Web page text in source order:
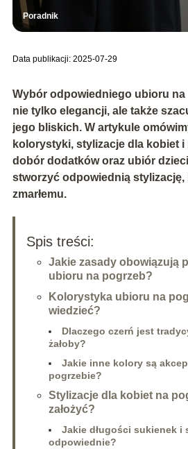
Poradnik
Data publikacji: 2025-07-29
Wybór odpowiedniego ubioru
nie tylko elegancji, ale także
jego bliskich. W artykule
kolorystyki, stylizacje dla kobiet i
dobór dodatków oraz ubiór
stworzyć odpowiednią stylizację,
zmarłemu.
Spis treści:
Jakie zasady obowiązują
ubioru na pogrzeb?
Kolorystyka ubioru na
wiedzieć?
Dlaczego czerń jest
żałoby?
Jakie inne kolory są
pogrzebie?
Stylizacje dla kobiet na
założyć?
Jakie długości sukienek i
odpowiednie?